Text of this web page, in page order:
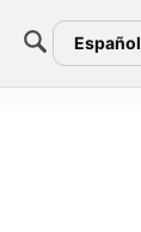
Español